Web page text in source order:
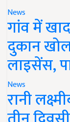
News
गांव में
दुकान
लाइसेंस,
News
रानी